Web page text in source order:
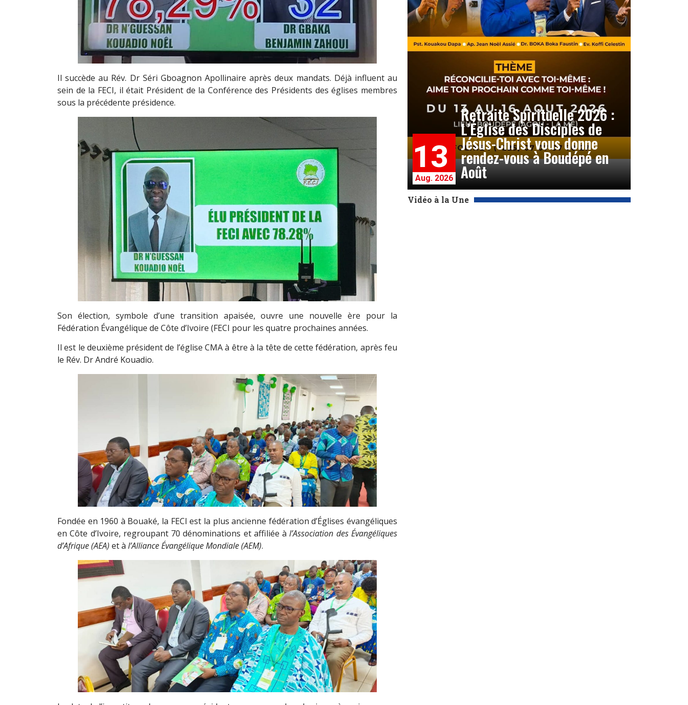
13
Aug. 2026
Retraite Spirituelle 2026 :
L’Église des Disciples de
Jésus-Christ vous donne
rendez-vous à Boudépé en
Août
Vidéo à la Une
Il succède au Rév. Dr Séri Gboagnon Apollinaire après deux mandats. Déjà influent au
sein de la FECI, il était Président de la Conférence des Présidents des églises membres
sous la précédente présidence.
Son élection, symbole d’une transition apaisée, ouvre une nouvelle ère pour la
Fédération Évangélique de Côte d’Ivoire (FECI pour les quatre prochaines années.
Il est le deuxième président de l’église CMA à être à la tête de cette fédération, après feu
le Rév. Dr André Kouadio.
Fondée en 1960 à Bouaké, la FECI est la plus ancienne fédération d’Églises évangéliques
en Côte d’Ivoire, regroupant 70 dénominations et affiliée àl’Association des Évangéliques
d’Afrique (AEA) et à l’Alliance Évangélique Mondiale (AEM).